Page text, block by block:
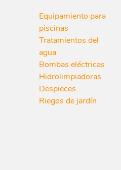
Equipamiento para
piscinas
Tratamientos del
agua
Bombas eléctricas
Hidrolimpiadoras
Despieces
Riegos de jardín